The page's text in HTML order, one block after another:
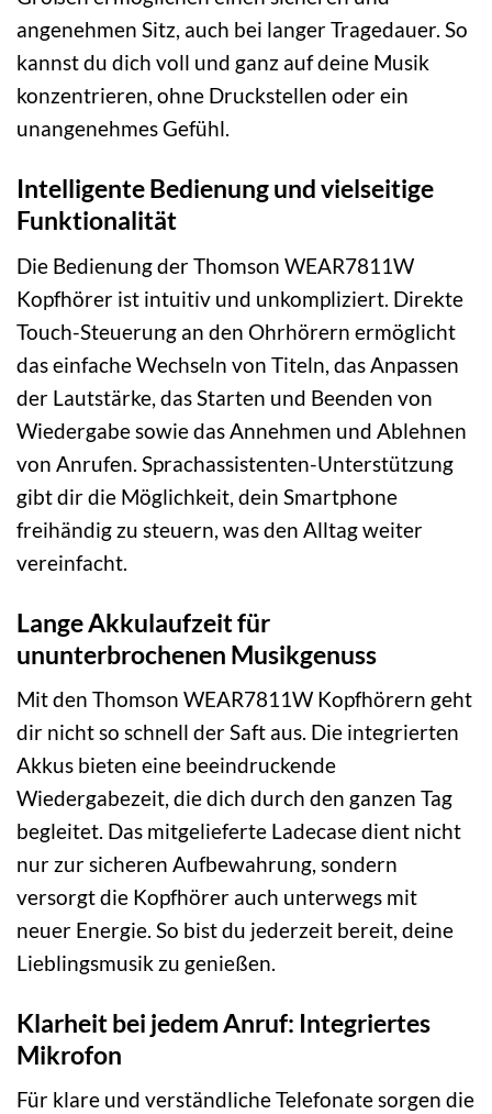
angenehmen Sitz, auch bei langer Tragedauer. So
kannst du dich voll und ganz auf deine Musik
konzentrieren, ohne Druckstellen oder ein
unangenehmes Gefühl.
Intelligente Bedienung und vielseitige
Funktionalität
Die Bedienung der Thomson WEAR7811W
Kopfhörer ist intuitiv und unkompliziert. Direkte
Touch-Steuerung an den Ohrhörern ermöglicht
das einfache Wechseln von Titeln, das Anpassen
der Lautstärke, das Starten und Beenden von
Wiedergabe sowie das Annehmen und Ablehnen
von Anrufen. Sprachassistenten-Unterstützung
gibt dir die Möglichkeit, dein Smartphone
freihändig zu steuern, was den Alltag weiter
vereinfacht.
Lange Akkulaufzeit für
ununterbrochenen Musikgenuss
Mit den Thomson WEAR7811W Kopfhörern geht
dir nicht so schnell der Saft aus. Die integrierten
Akkus bieten eine beeindruckende
Wiedergabezeit, die dich durch den ganzen Tag
begleitet. Das mitgelieferte Ladecase dient nicht
nur zur sicheren Aufbewahrung, sondern
versorgt die Kopfhörer auch unterwegs mit
neuer Energie. So bist du jederzeit bereit, deine
Lieblingsmusik zu genießen.
Klarheit bei jedem Anruf: Integriertes
Mikrofon
Für klare und verständliche Telefonate sorgen die